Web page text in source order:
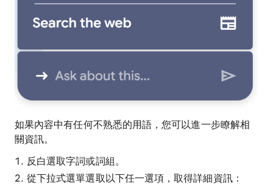
如果內容中有任何不熟悉的用語，您可以進一步瞭解相
關資訊。
反白選取字詞或詞組。
從下拉式選單選取以下任一選項，取得詳細資訊：